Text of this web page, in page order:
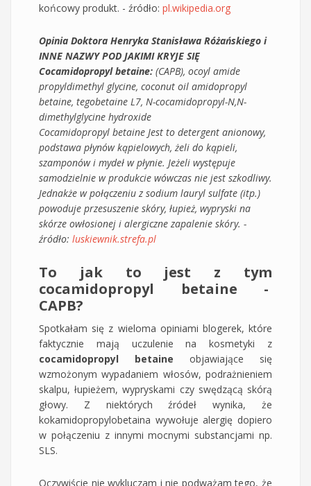
końcowy produkt. - źródło: pl.wikipedia.org
Opinia Doktora Henryka Stanisława Różańskiego i
INNE NAZWY POD JAKIMI KRYJE SIĘ
Cocamidopropyl betaine: (CAPB), ocoyl amide
propyldimethyl glycine, coconut oil amidopropyl
betaine, tegobetaine L7, N-cocamidopropyl-N,N-
dimethylglycine hydroxide
Cocamidopropyl betaine Jest to detergent anionowy,
podstawa płynów kąpielowych, żeli do kąpieli,
szamponów i mydeł w płynie. Jeżeli występuje
samodzielnie w produkcie wówczas nie jest szkodliwy.
Jednakże w połączeniu z sodium lauryl sulfate (itp.)
powoduje przesuszenie skóry, łupież, wypryski na
skórze owłosionej i alergiczne zapalenie skóry. -
źródło: luskiewnik.strefa.pl
To jak to jest z tym
cocamidopropyl betaine -
CAPB?
Spotkałam się z wieloma opiniami blogerek, które
faktycznie mają uczulenie na kosmetyki z
cocamidopropyl betaine objawiające się
wzmożonym wypadaniem włosów, podrażnieniem
skalpu, łupieżem, wypryskami czy swędzącą skórą
głowy. Z niektórych źródeł wynika, że
kokamidopropylobetaina wywołuje alergię dopiero
w połączeniu z innymi mocnymi substancjami np.
SLS.
Oczywiście nie wykluczam i nie podważam tego, że